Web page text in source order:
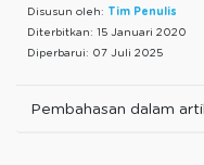
Disusun oleh: Tim Penulis
Diterbitkan: 15 Januari 2020
Diperbarui: 07 Juli 2025
Pembahasan dalam